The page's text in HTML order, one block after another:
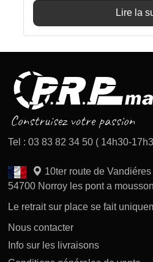
est :
Lire la
Tel : 03 83 82 34 50 ( 14h30-
10ter route de Vandiéres
54700 Norroy les pont a mousson
Le retrait sur place se fait
Nous contacter
Info sur les livraisons